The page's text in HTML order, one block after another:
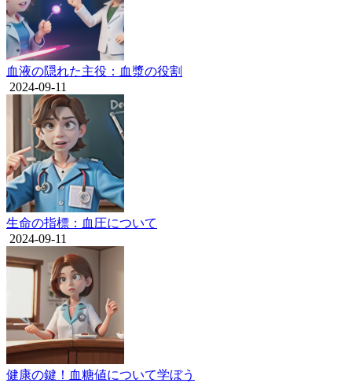
血液の隠れた主役：血漿の役割
2024-09-11
生命の指標：血圧について
2024-09-11
健康の鍵！血糖値について学ぼう